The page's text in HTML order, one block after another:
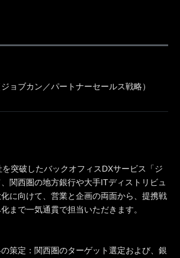
ョブカン／パートナーセールス戦略）
突破したバックオフィスDXサービス「ジ
関西圏の地方銀行や大手ITディストリビュ
に向けて、営業と企画の両面から、提携戦
まで一気通貫で担当いただきます。
の策定：関西圏のターゲット選定および、銀